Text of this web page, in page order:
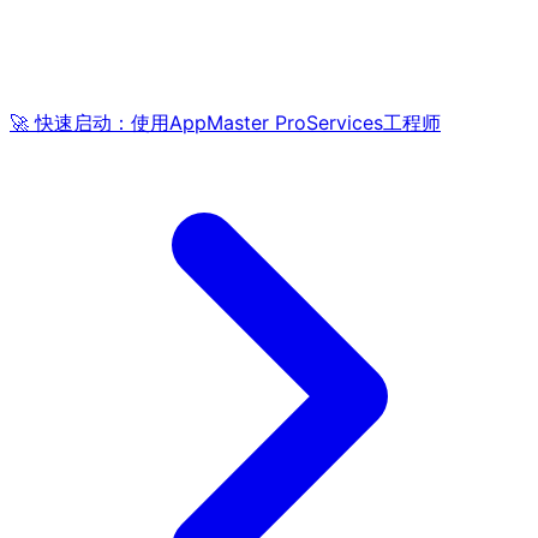
🚀 快速启动：使用AppMaster ProServices工程师